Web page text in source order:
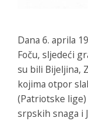
Dana 6. aprila
Foču, sljedeći
su bili Bijeljina,
kojima otpor
(Patriotske
srpskih snaga i